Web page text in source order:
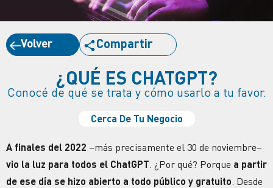
Volver Compartir
¿QUÉ ES CHATGPT?
Conocé de qué se trata y cómo usarlo a tu favor.
Cerca De Tu Negocio
A finales del 2022 –más precisamente el 30 de noviembre–
vio la luz para todos el ChatGPT . ¿Por qué? Porque a partir
de ese día se hizo abierto a todo público y gratuito . Desde